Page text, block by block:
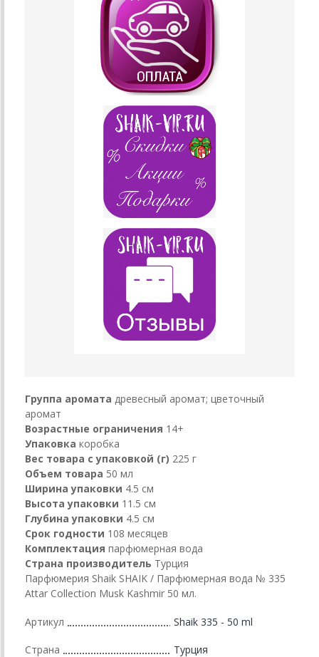
Группа аромата древесный аромат; цветочный
аромат
Возрастные ограничения 14+
Упаковка коробка
Вес товара с упаковкой (г) 225 г
Объем товара 50 мл
Ширина упаковки 4.5 см
Высота упаковки 11.5 см
Глубина упаковки 4.5 см
Срок годности 108 месяцев
Комплектация парфюмерная вода
Страна производитель Турция
Парфюмерия Shaik SHAIK / Парфюмерная вода № 335
Attar Collection Musk Kashmir 50 мл.
Артикул Shaik 335 - 50 ml
Страна Турция